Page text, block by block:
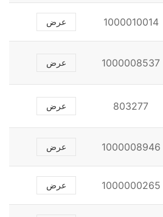
1000010014 عرض
1000008537 عرض
803277 عرض
1000008946 عرض
1000000265 عرض